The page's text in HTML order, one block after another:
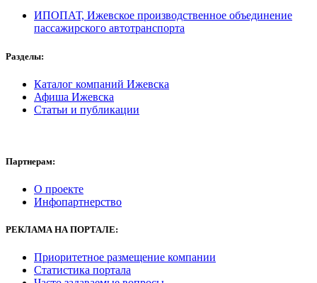
ИПОПАТ, Ижевское производственное объединение
пассажирского автотранспорта
Разделы:
Каталог компаний Ижевска
Афиша Ижевска
Статьи и публикации
Партнерам:
О проекте
Инфопартнерство
РЕКЛАМАНА ПОРТАЛЕ:
Приоритетное размещение компании
Статистика портала